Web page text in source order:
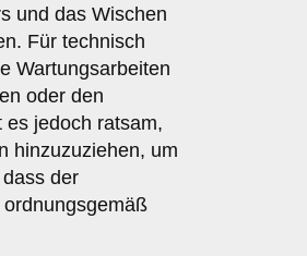
und das Wischen
Für technisch
Wartungsarbeiten
oder den
es jedoch ratsam,
hinzuzuziehen, um
der